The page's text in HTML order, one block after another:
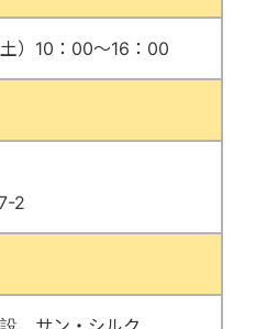
）10：00～16：00
2